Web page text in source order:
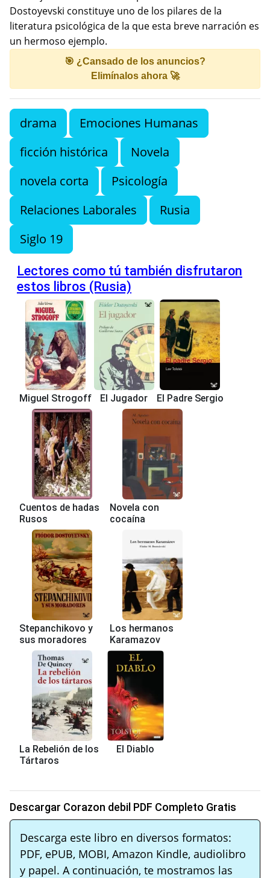
Dostoyevski constituye uno de los pilares de la
literatura psicológica de la que esta breve narración es
un hermoso ejemplo.
🎯 ¿Cansado de los anuncios?
Elimínalos ahora 🚀
drama
Emociones Humanas
ficción histórica
Novela
novela corta
Psicología
Relaciones Laborales
Rusia
Siglo 19
Lectores como tú también disfrutaron
estos libros (Rusia)
Miguel Strogoff El Jugador El Padre Sergio
Cuentos de hadas
Rusos
Novela con
cocaína
Stepanchikovo y
sus moradores
Los hermanos
Karamazov
La Rebelión de los
Tártaros
El Diablo
Descargar Corazon debil PDF Completo Gratis
Descarga este libro en diversos formatos:
PDF, ePUB, MOBI, Amazon Kindle, audiolibro
y papel. A continuación, te mostramos las